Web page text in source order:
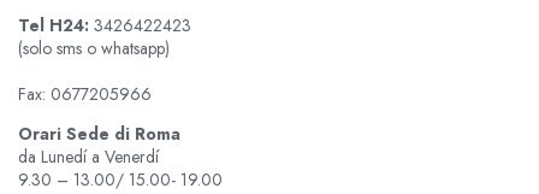
Tel H24: 3426422423
(solo sms o whatsapp)
Fax: 0677205966
Orari Sede di Roma
da Lunedí a Venerdí
9.30 – 13.00/ 15.00- 19.00